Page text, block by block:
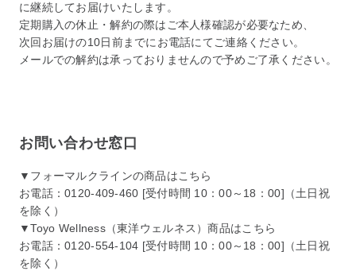
に継続してお届けいたします。
定期購入の休止・解約の際はご本人様確認が必要なため、
次回お届けの10日前までにお電話にてご連絡ください。
メールでの解約は承っておりませんので予めご了承ください。
お問い合わせ窓口
▼フォーマルクラインの商品はこちら
お電話：0120-409-460 [受付時間 10：00～18：00]（土日祝
を除く）
▼Toyo Wellness（東洋ウェルネス）商品はこちら
お電話：0120-554-104 [受付時間 10：00～18：00]（土日祝
を除く）